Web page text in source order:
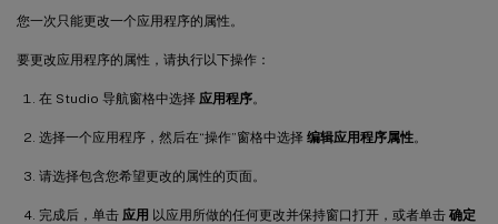
您一次只能更改一个应用程序的属性。
要更改应用程序的属性，请执行以下操作：
在 Studio 导航窗格中选择 应用程序。
选择一个应用程序，然后在“操作”窗格中选择 编辑应用程序属性。
请选择包含您希望更改的属性的页面。
完成后，单击 应用 以应用所做的任何更改并保持窗口打开，或者单击 确定